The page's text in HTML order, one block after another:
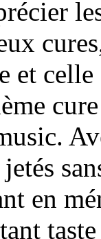
et
jetés
en